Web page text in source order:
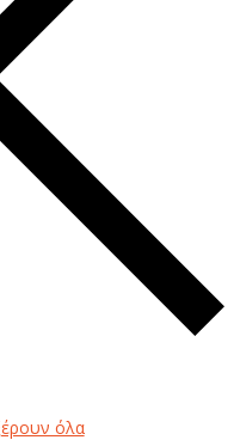
όλα